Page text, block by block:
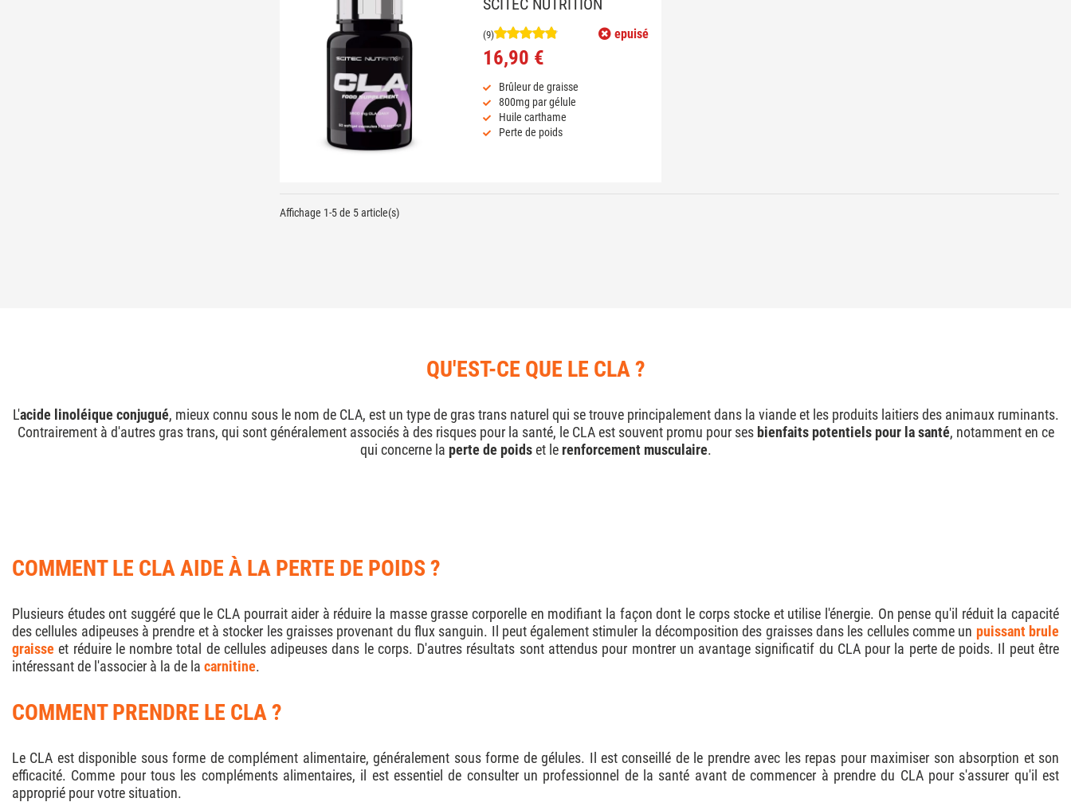
SCITEC NUTRITION
epuisé
(9)
16,90 €
Brûleur de graisse
800mg par gélule
Huile carthame
Perte de poids
Affichage 1-5 de 5 article(s)
QU'EST-CE QUE LE CLA ?
L'acide linoléique conjugué, mieux connu sous le nom de CLA, est un type de gras trans naturel qui se trouve principalement dans la viande et les produits laitiers des animaux ruminants.
Contrairement à d'autres gras trans, qui sont généralement associés à des risques pour la santé, le CLA est souvent promu pour ses bienfaits potentiels pour la santé, notamment en ce
qui concerne la perte de poidset le renforcement musculaire.
COMMENT LE CLA AIDE À LA PERTE DE POIDS ?
Plusieurs études ont suggéré que le CLA pourrait aider à réduire la masse grasse corporelle en modifiant la façon dont le corps stocke et utilise l'énergie. On pense qu'il réduit la capacité
des cellules adipeuses à prendre et à stocker les graisses provenant du flux sanguin. Il peut également stimuler la décomposition des graisses dans les cellules comme un puissant brule
graisse et réduire le nombre total de cellules adipeuses dans le corps. D'autres résultats sont attendus pour montrer un avantage significatif du CLA pour la perte de poids. Il peut être
intéressant de l'associer à la de la carnitine.
COMMENT PRENDRE LE CLA ?
Le CLA est disponible sous forme de complément alimentaire, généralement sous forme de gélules. Il est conseillé de le prendre avec les repas pour maximiser son absorption et son
efficacité. Comme pour tous les compléments alimentaires, il est essentiel de consulter un professionnel de la santé avant de commencer à prendre du CLA pour s'assurer qu'il est
approprié pour votre situation.